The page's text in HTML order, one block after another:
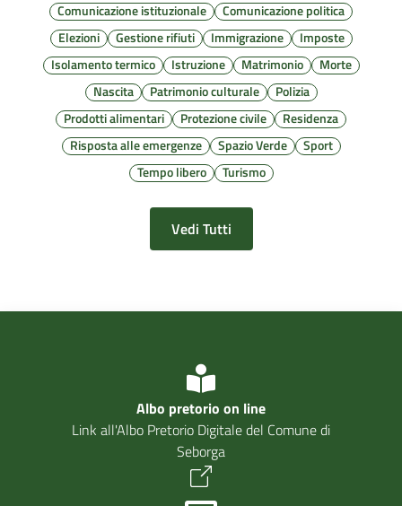
Comunicazione istituzionale
Comunicazione politica
Elezioni
Gestione rifiuti Immigrazione
Imposte
Isolamento termico
Istruzione Matrimonio
Morte
Nascita
Patrimonio culturale
Polizia
Prodotti alimentari
Protezione civile
Residenza
Risposta alle emergenze
Spazio Verde
Sport
Tempo libero
Turismo
Vedi Tutti
Albo pretorio on line
Link all'Albo Pretorio Digitale del Comune di
Seborga